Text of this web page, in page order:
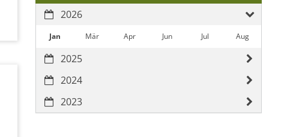
2026
Jan Mär Apr Jun Jul Aug
2025
2024
2023